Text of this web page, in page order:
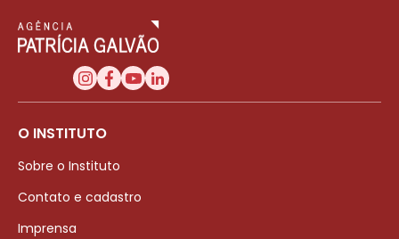
O INSTITUTO
Sobre o Instituto
Contato e cadastro
Imprensa